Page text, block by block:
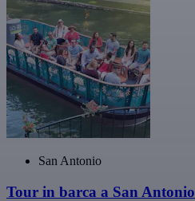
San Antonio
Tour in barca a San Antonio